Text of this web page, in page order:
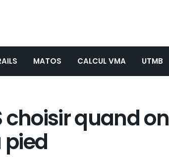
MATOS CALCUL VMA UTMB
choisir quand on